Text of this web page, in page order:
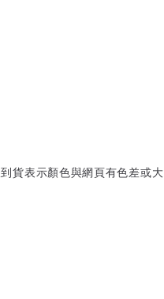
貨表示顏色與網頁有色差或大